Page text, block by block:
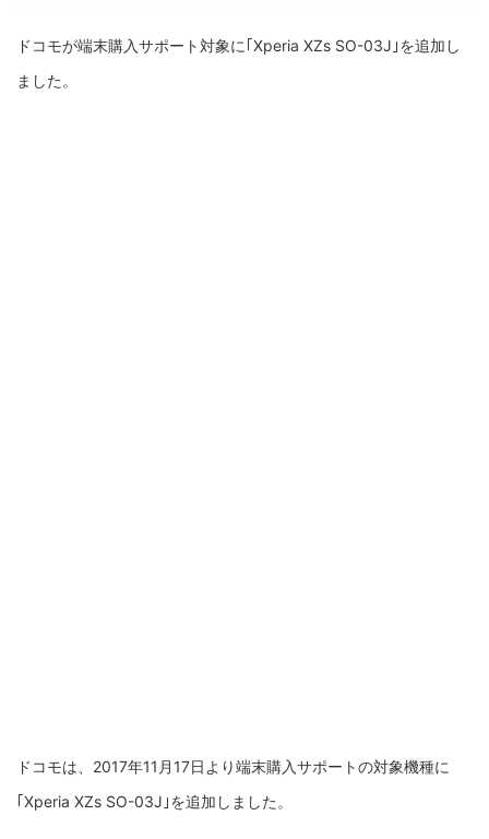
ドコモが端末購入サポート対象に｢Xperia XZs SO-03J｣を追加し
ました。
ドコモは、2017年11月17日より端末購入サポートの対象機種に
｢Xperia XZs SO-03J｣を追加しました。